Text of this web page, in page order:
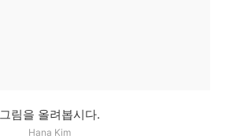
그림을 올려봅시다.
Hana Kim